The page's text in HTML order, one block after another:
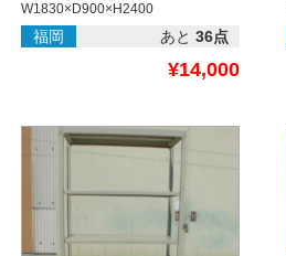
W1830×D900×H2400
福岡 あと36点
¥14,000